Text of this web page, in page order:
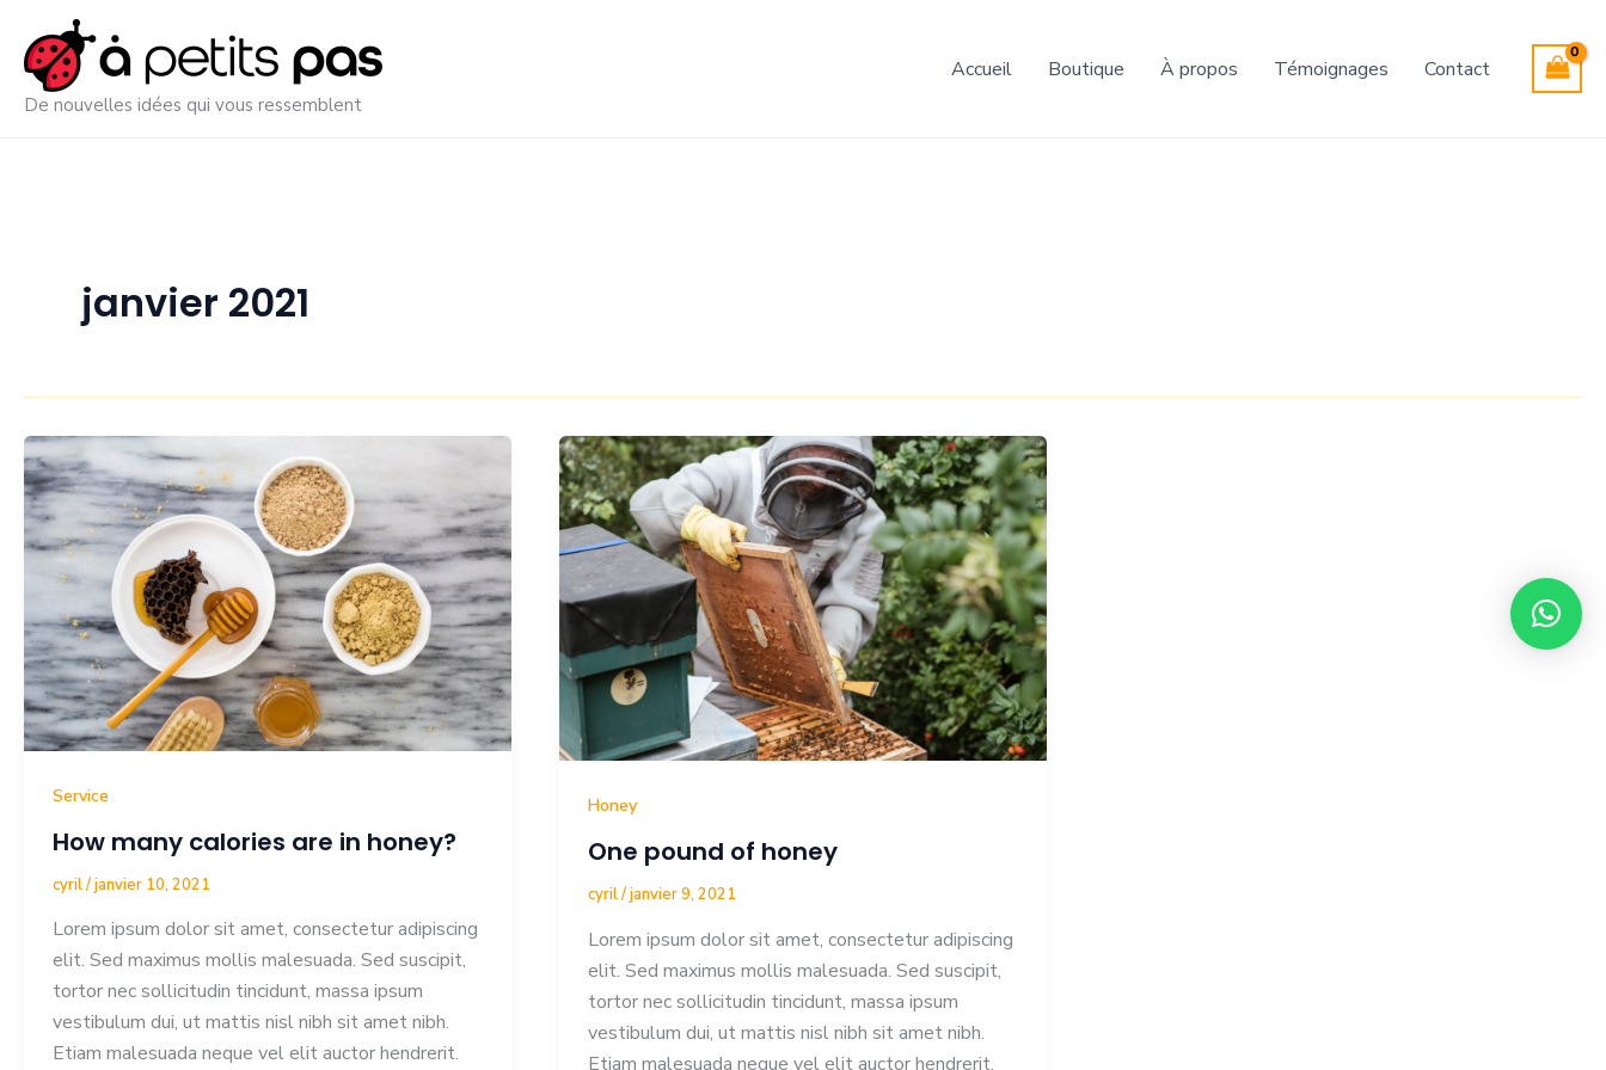
contenu
De nouvelles idées qui vous ressemblent
Accueil Boutique À propos Témoignages Contact
janvier 2021
Service
How many calories are in honey?
cyril/janvier 10, 2021
Lorem ipsum dolor sit amet, consectetur adipiscing
elit. Sed maximus mollis malesuada. Sed suscipit,
tortor nec sollicitudin tincidunt, massa ipsum
vestibulum dui, ut mattis nisl nibh sit amet nibh.
Etiam malesuada neque vel elit auctor hendrerit.
Honey
One pound of honey
cyril/janvier 9, 2021
Lorem ipsum dolor sit amet, consectetur adipiscing
elit. Sed maximus mollis malesuada. Sed suscipit,
tortor nec sollicitudin tincidunt, massa ipsum
vestibulum dui, ut mattis nisl nibh sit amet nibh.
Etiam malesuada neque vel elit auctor hendrerit.